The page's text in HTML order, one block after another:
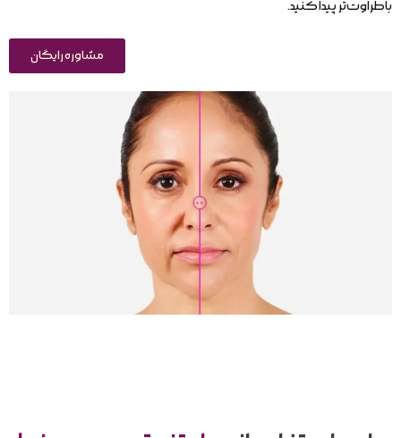
کلینیک دکتر احمد یکتا
باطراوت‌تر پیدا کنید.
مشاوره رایگان